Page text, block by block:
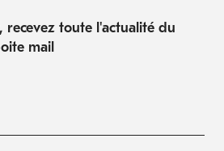
recevez toute l'actualité du
mail